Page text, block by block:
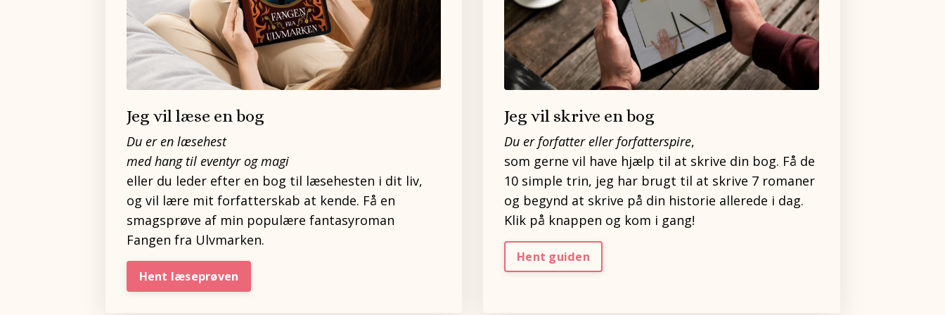
Jeg vil læse en bog
Du er en læsehest
med hang til eventyr og magi
eller du leder efter en bog til læsehesten i dit liv,
og vil lære mit forfatterskab at kende. Få en
smagsprøve af min populære fantasyroman
Fangen fra Ulvmarken.
Hent læseprøven
Jeg vil skrive en bog
Du er forfatter eller forfatterspire,
som gerne vil have hjælp til at skrive din bog. Få de
10 simple trin, jeg har brugt til at skrive 7 romaner
og begynd at skrive på din historie allerede i dag.
Klik på knappen og kom i gang!
Hent guiden